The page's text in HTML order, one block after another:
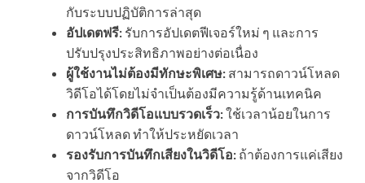
กับระบบปฏิบัติการล่าสุด
อัปเดตฟรี: รับการอัปเดตฟีเจอร์ใหม่ ๆ และการ
ปรับปรุงประสิทธิภาพอย่างต่อเนื่อง
ผู้ใช้งานไม่ต้องมีทักษะพิเศษ: สามารถดาวน์โหลด
วิดีโอได้โดยไม่จำเป็นต้องมีความรู้ด้านเทคนิค
การบันทึกวิดีโอแบบรวดเร็ว:ใช้เวลาน้อยในการ
ดาวน์โหลด ทำให้ประหยัดเวลา
รองรับการบันทึกเสียงในวิดีโอ: ถ้าต้องการแค่เสียง
จากวิดีโอ